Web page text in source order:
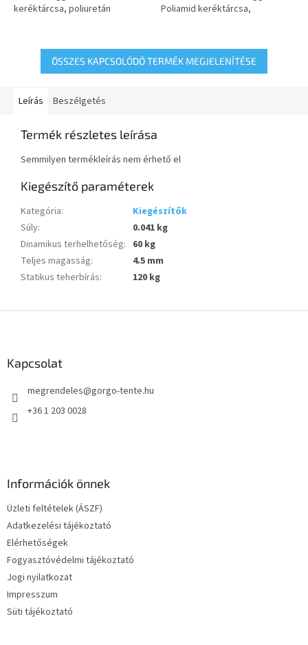
keréktárcsa, poliuretán
Poliamid keréktárcsa,
ÖSSZES KAPCSOLÓDÓ TERMÉK MEGJELENÍTÉSE
Leírás Beszélgetés
Termék részletes leírása
Semmilyen termékleírás nem érhető el
Kiegészítő paraméterek
Kategória:
Kiegészítők
Súly:
0.041 kg
Dinamikus terhelhetőség: 60 kg
Teljes magasság:
4.5 mm
Statikus teherbírás: 120 kg
Kapcsolat
megrendeles@gorgo-tente.hu
+36 1 203 0028
Információk önnek
Üzleti feltételek (ÁSZF)
Adatkezelési tájékoztató
Elérhetőségek
Fogyasztóvédelmi tájékoztató
Jogi nyilatkozat
Impresszum
Süti tájékoztató